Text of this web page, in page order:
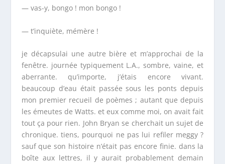
— vas-y, bongo ! mon bongo !
— t’inquiète, mémère !
je décapsulai une autre bière et m’approchai de la
fenêtre. journée typiquement L.A., sombre, vaine, et
aberrante. qu’importe, j’étais encore vivant.
beaucoup d’eau était passée sous les ponts depuis
mon premier recueil de poèmes ; autant que depuis
les émeutes de Watts. et eux comme moi, on avait fait
tout ça pour rien. John Bryan se cherchait un sujet de
chronique. tiens, pourquoi ne pas lui refiler meggy ?
sauf que son histoire n’était pas encore finie. dans la
boîte aux lettres, il y aurait probablement demain